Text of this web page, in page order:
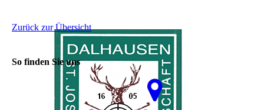
Zurück zur Übersicht
So finden Sie uns